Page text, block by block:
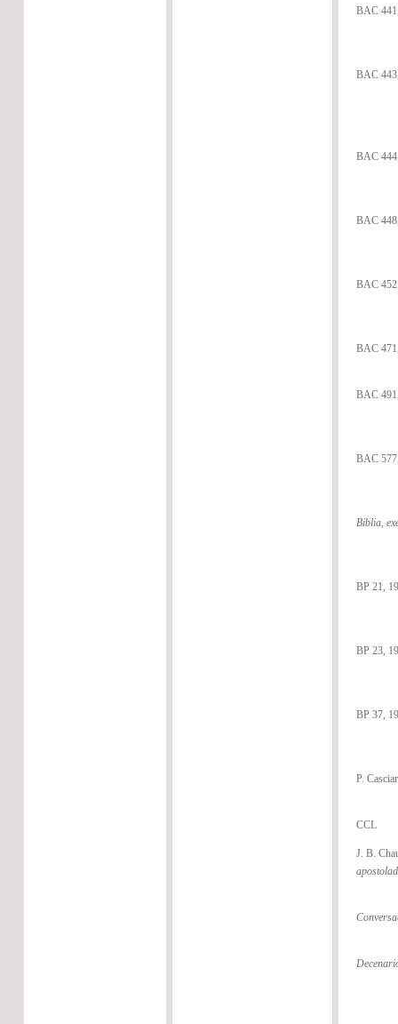
BAC
BAC
BAC
BAC
BAC
BAC
BAC
BAC
Biblia,
BP 21,
BP 23,
BP 37,
P.
CCL
J. B.